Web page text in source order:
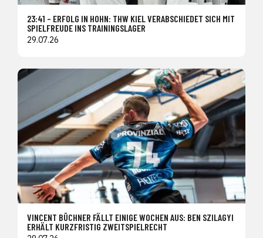
23:41 – ERFOLG IN HOHN: THW KIEL VERABSCHIEDET SICH MIT
SPIELFREUDE INS TRAININGSLAGER
29.07.26
VINCENT BÜCHNER FÄLLT EINIGE WOCHEN AUS: BEN SZILAGYI
ERHÄLT KURZFRISTIG ZWEITSPIELRECHT